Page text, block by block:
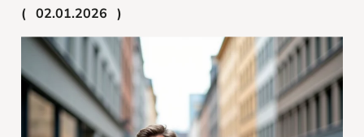
02.01.2026